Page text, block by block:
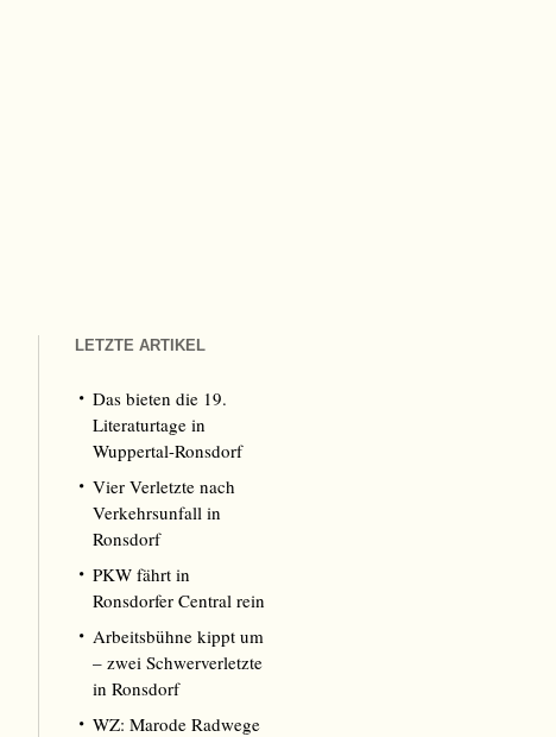
LETZTE ARTIKEL
Das bieten die 19.
Literaturtage in
Wuppertal-Ronsdorf
Vier Verletzte nach
Verkehrsunfall in
Ronsdorf
PKW fährt in
Ronsdorfer Central rein
Arbeitsbühne kippt um
– zwei Schwerverletzte
in Ronsdorf
WZ: Marode Radwege